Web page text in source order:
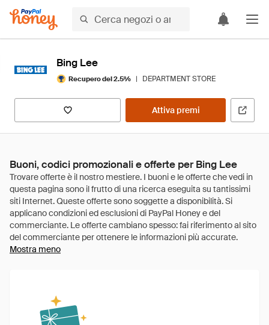
Bing Lee
Recupero del 2.5% | DEPARTMENT STORE
Attiva premi
Buoni, codici promozionali e offerte per Bing Lee
Mostra meno